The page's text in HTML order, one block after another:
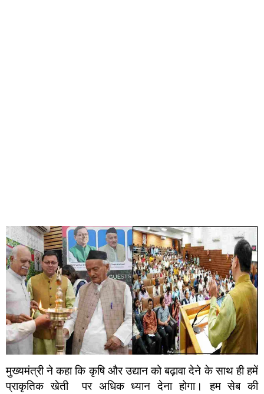
मुख्यमंत्री ने कहा कि कृषि और उद्यान को बढ़ावा देने के साथ ही हमें
प्राकृतिक खेती पर अधिक ध्यान देना होगा। हम सेब की